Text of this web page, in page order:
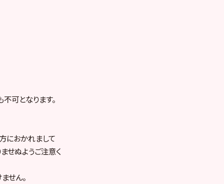
可となります。
におかれまして
せぬようご注意く
せん。